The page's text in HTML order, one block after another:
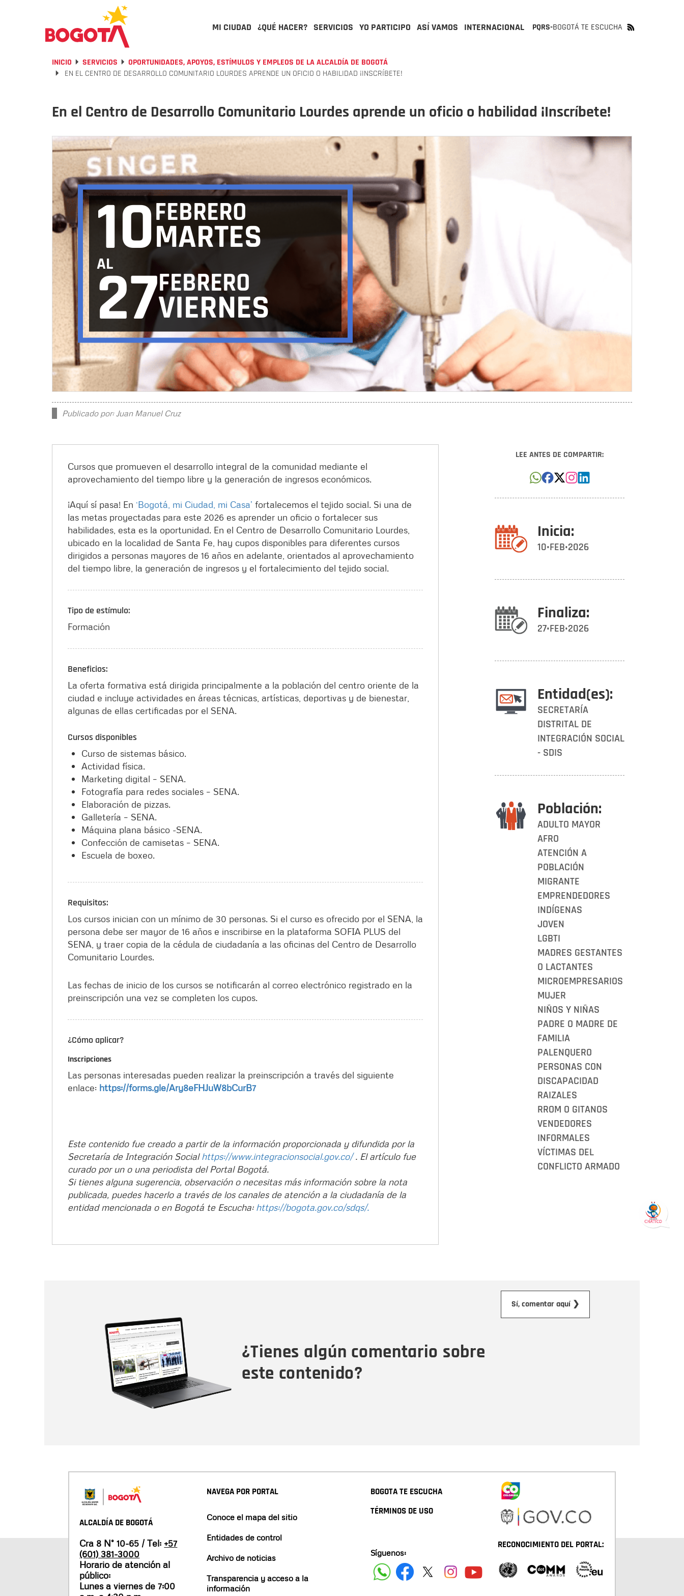
MI CIUDAD ¿QUÉ HACER? SERVICIOS YO PARTICIPO ASÍ VAMOS INTERNACIONAL PQRS-BOGOTÁ TE ESCUCHA
INICIO SERVICIOS
OPORTUNIDADES, APOYOS, ESTÍMULOS Y EMPLEOS DE LA ALCALDÍA DE BOGOTÁ
EN EL CENTRO DE DESARROLLO COMUNITARIO LOURDES APRENDE UN OFICIO O HABILIDAD ¡INSCRÍBETE!
En el Centro de Desarrollo Comunitario Lourdes aprende un oficio o habilidad ¡Inscríbete!
10FEBRERO
MARTES
AL
27FEBRERO
VIERNES
Publicado por: Juan Manuel Cruz
Cursos que promueven el desarrollo integral de la comunidad mediante el
aprovechamiento del tiempo libre y la generación de ingresos económicos.
¡Aquí sí pasa! En ‘Bogotá, mi Ciudad, mi Casa’ fortalecemos el tejido social. Si una de
las metas proyectadas para este 2026 es aprender un oficio o fortalecer sus
habilidades, esta es la oportunidad. En el Centro de Desarrollo Comunitario Lourdes,
ubicado en la localidad de Santa Fe, hay cupos disponibles para diferentes cursos
dirigidos a personas mayores de 16 años en adelante, orientados al aprovechamiento
del tiempo libre, la generación de ingresos y el fortalecimiento del tejido social.
Tipo de estímulo:
Formación
Beneficios:
La oferta formativa está dirigida principalmente a la población del centro oriente de la
ciudad e incluye actividades en áreas técnicas, artísticas, deportivas y de bienestar,
algunas de ellas certificadas por el SENA.
Cursos disponibles
Curso de sistemas básico.
Actividad física.
Marketing digital – SENA.
Fotografía para redes sociales – SENA.
Elaboración de pizzas.
Galletería – SENA.
Máquina plana básico -SENA.
Confección de camisetas – SENA.
Escuela de boxeo.
Requisitos:
Los cursos inician con un mínimo de 30 personas. Si el curso es ofrecido por el SENA, la
persona debe ser mayor de 16 años e inscribirse en la plataforma SOFIA PLUS del
SENA, y traer copia de la cédula de ciudadanía a las oficinas del Centro de Desarrollo
Comunitario Lourdes.
Las fechas de inicio de los cursos se notificarán al correo electrónico registrado en la
preinscripción una vez se completen los cupos.
¿Cómo aplicar?
Inscripciones
Las personas interesadas pueden realizar la preinscripción a través del siguiente
enlace: https://forms.gle/Ary8eFHJuW8bCurB7
Este contenido fue creado a partir de la información proporcionada y difundida por la
Secretaría de Integración Socialhttps://www.integracionsocial.gov.co/. El artículo fue
curado por un o una periodista del Portal Bogotá.
Si tienes alguna sugerencia, observación o necesitas más información sobre la nota
publicada, puedes hacerlo a través de los canales de atención a la ciudadanía de la
entidad mencionada o en Bogotá te Escucha: https://bogota.gov.co/sdqs/.
LEE ANTES DE COMPARTIR:
Inicia:
10•FEB•2026
Finaliza:
27•FEB•2026
Entidad(es):
SECRETARÍA
DISTRITAL DE
INTEGRACIÓN SOCIAL
- SDIS
Población:
ADULTO MAYOR
AFRO
ATENCIÓN A
POBLACIÓN
MIGRANTE
EMPRENDEDORES
INDÍGENAS
JOVEN
LGBTI
MADRES GESTANTES
O LACTANTES
MICROEMPRESARIOS
MUJER
NIÑOS Y NIÑAS
PADRE O MADRE DE
FAMILIA
PALENQUERO
PERSONAS CON
DISCAPACIDAD
RAIZALES
RROM O GITANOS
VENDEDORES
INFORMALES
VÍCTIMAS DEL
CONFLICTO ARMADO
¿Tienes algún comentario sobre
este contenido?
Sí, comentar aquí ❯
ALCALDÍA DE BOGOTÁ
Cra 8 N° 10-65 / Tel: +57
(601) 381-3000
Horario de atención al
público:
Lunes a viernes de 7:00
NAVEGA POR PORTAL
Conoce el mapa del sitio
Entidades de control
Archivo de noticias
Transparencia y acceso a la
información
BOGOTA TE ESCUCHA
TÉRMINOS DE USO
Síguenos:
RECONOCIMIENTO DEL PORTAL: